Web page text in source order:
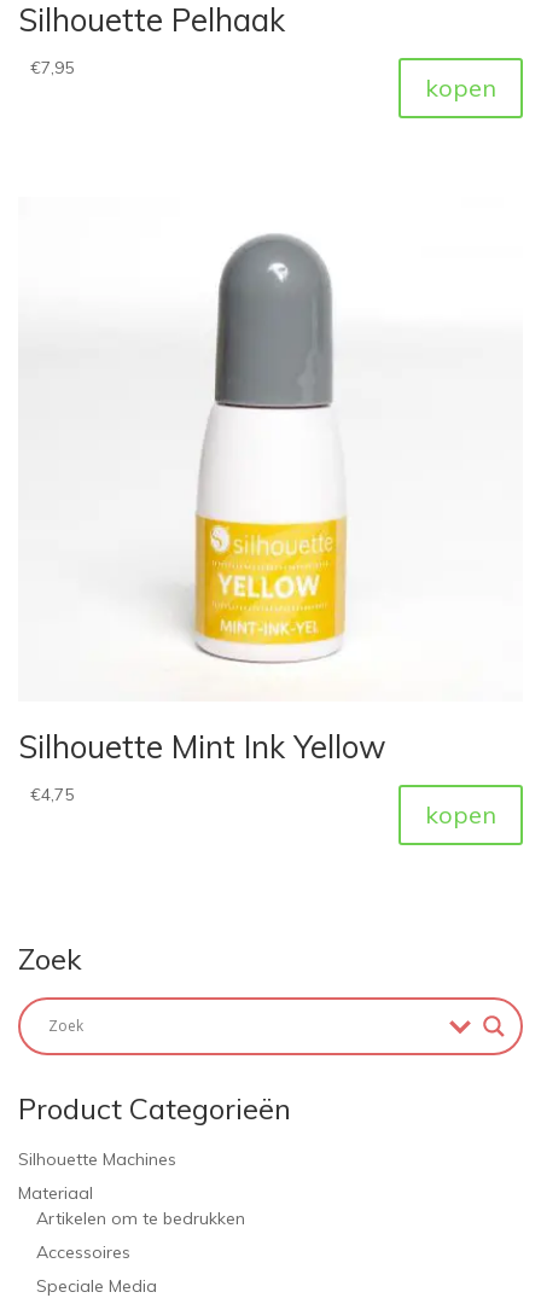
Silhouette Pelhaak
€7,95
kopen
Silhouette Mint Ink Yellow
€4,75
kopen
Zoek
Product Categorieën
Silhouette Machines
Materiaal
Artikelen om te bedrukken
Accessoires
Speciale Media